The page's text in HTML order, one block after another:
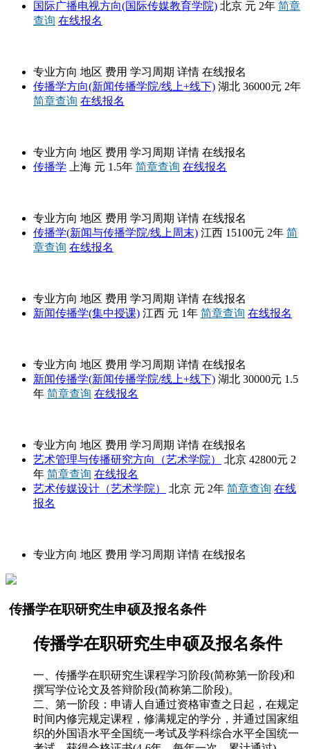
国际广播电视方向(国际传媒教育学院) 北京 元 2年 简章
查询 在线报名
专业方向 地区 费用 学习周期 详情 在线报名
传播学方向(新闻传播学院/线上+线下) 湖北 36000元 2年
简章查询 在线报名
专业方向 地区 费用 学习周期 详情 在线报名
传播学
上海 元 1.5年 简章查询 在线报名
专业方向 地区 费用 学习周期 详情 在线报名
传播学(新闻与传播学院/线上周末) 江西 15100元 2年 简
章查询 在线报名
专业方向 地区 费用 学习周期 详情 在线报名
新闻传播学(集中授课) 江西 元 1年 简章查询 在线报名
专业方向 地区 费用 学习周期 详情 在线报名
新闻传播学(新闻传播学院/线上+线下) 湖北 30000元 1.5
年 简章查询 在线报名
专业方向 地区 费用 学习周期 详情 在线报名
艺术管理与传播研究方向（艺术学院）
北京 42800元 2
年 简章查询 在线报名
艺术传媒设计（艺术学院）
北京 元 2年 简章查询 在线
报名
专业方向 地区 费用 学习周期 详情 在线报名
传播学在职研究生申硕及报名条件
传播学在职研究生申硕及报名条件
一、传播学在职研究生课程学习阶段(简称第一阶段)和
撰写学位论文及答辩阶段(简称第二阶段)。
二、第一阶段：申请人自通过资格审查之日起，在规定
时间内修完规定课程，修满规定的学分，并通过国家组
织的外国语水平全国统一考试及学科综合水平全国统一